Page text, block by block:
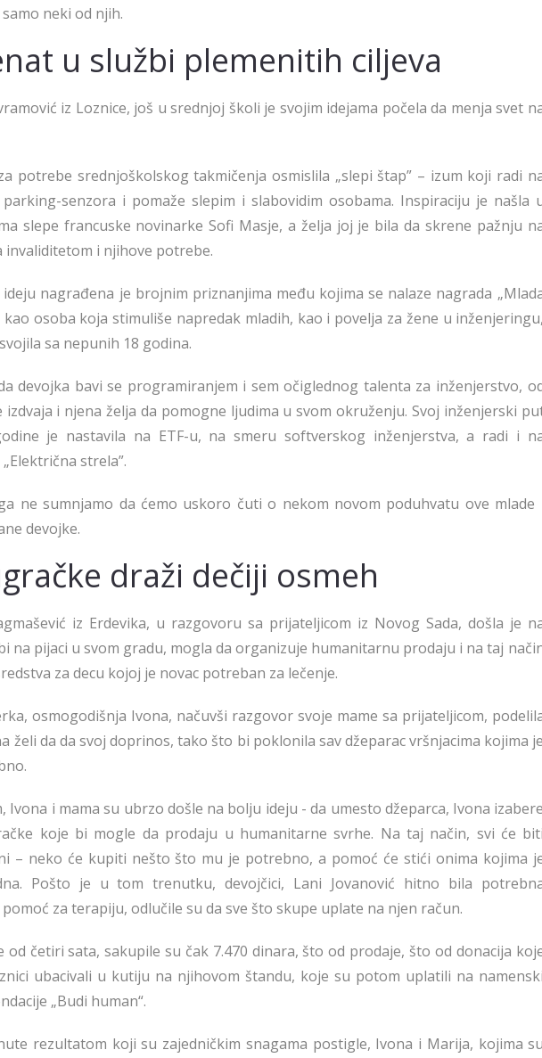
neki od njih.
u službi plemenitih ciljeva
iz Loznice, još u srednjoj školi je svojim idejama počela da menja svet
potrebe srednjoškolskog takmičenja osmislila „slepi štap” – izum koji radi
senzora i pomaže slepim i slabovidim osobama. Inspiraciju je našla
slepe francuske novinarke Sofi Masje, a želja joj je bila da skrene pažnju
invaliditetom i njihove potrebe.
ideju nagrađena je brojnim priznanjima među kojima se nalaze nagrada
kao osoba koja stimuliše napredak mladih, kao i povelja za žene u inženjeringu,
sa nepunih 18 godina.
devojka bavi se programiranjem i sem očiglednog talenta za inženjerstvo,
izdvaja i njena želja da pomogne ljudima u svom okruženju. Svoj inženjerski
je nastavila na ETF-u, na smeru softverskog inženjerstva, a radi i
strela”.
ne sumnjamo da ćemo uskoro čuti o nekom novom poduhvatu ove mlade
devojke.
draži dečiji osmeh
iz Erdevika, u razgovoru sa prijateljicom iz Novog Sada, došla je
na pijaci u svom gradu, mogla da organizuje humanitarnu prodaju i na taj
za decu kojoj je novac potreban za lečenje.
osmogodišnja Ivona, načuvši razgovor svoje mame sa prijateljicom,
želi da da svoj doprinos, tako što bi poklonila sav džeparac vršnjacima kojima je
Ivona i mama su ubrzo došle na bolju ideju - da umesto džeparca, Ivona izabere
koje bi mogle da prodaju u humanitarne svrhe. Na taj način, svi će biti
– neko će kupiti nešto što mu je potrebno, a pomoć će stići onima kojima
Pošto je u tom trenutku, devojčici, Lani Jovanović hitno bila
za terapiju, odlučile su da sve što skupe uplate na njen račun.
od četiri sata, sakupile su čak 7.470 dinara, što od prodaje, što od donacija
ubacivali u kutiju na njihovom štandu, koje su potom uplatili na namenski
„Budi human“.
rezultatom koji su zajedničkim snagama postigle, Ivona i Marija, kojima su